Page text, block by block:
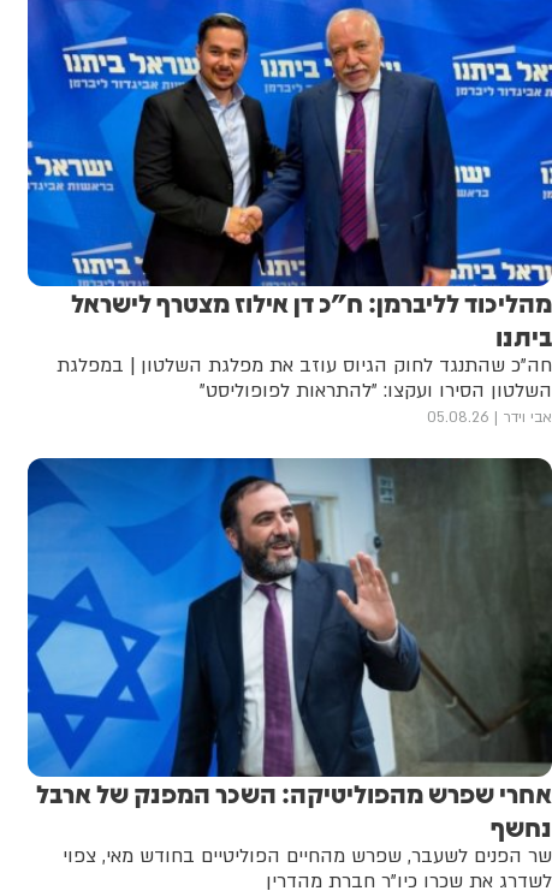
מהליכוד לליברמן: ח"כ דן אילוז מצטרף לישראל
ביתנו
חה"כ שהתנגד לחוק הגיוס עוזב את מפלגת השלטון | במפלגת
השלטון הסירו ועקצו: "להתראות לפופוליסט"
אבי וידר 05.08.26
אחרי שפרש מהפוליטיקה: השכר המפנק של ארבל
נחשף
שר הפנים לשעבר, שפרש מהחיים הפוליטיים בחודש מאי, צפוי
לשדרג את שכרו כיו"ר חברת מהדרין